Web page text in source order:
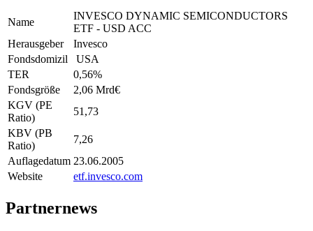
Name
INVESCO DYNAMIC SEMICONDUCTORS
ETF - USD ACC
Herausgeber
Invesco
Fondsdomizil
USA
TER
0,56%
Fondsgröße
2,06 Mrd€
KGV (PE
Ratio)
51,73
KBV (PB
Ratio)
7,26
Auflagedatum 23.06.2005
Website
etf.invesco.com
Partnernews